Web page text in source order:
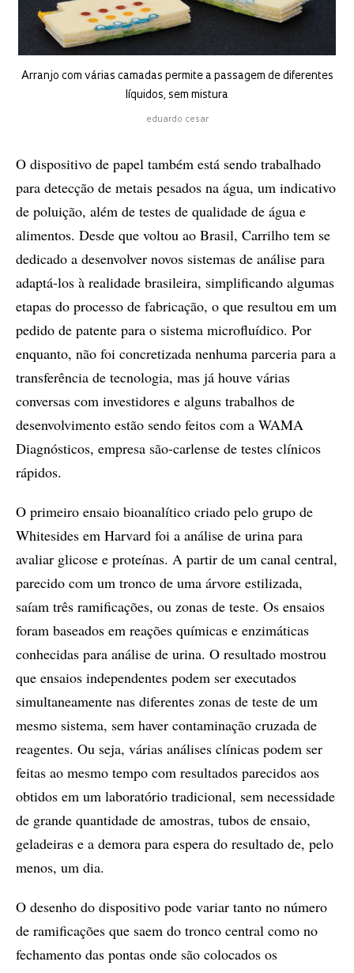
Arranjo com várias camadas permite a passagem de diferentes
líquidos, sem mistura
eduardo cesar
O dispositivo de papel também está sendo trabalhado
para detecção de metais pesados na água, um indicativo
de poluição, além de testes de qualidade de água e
alimentos. Desde que voltou ao Brasil, Carrilho tem se
dedicado a desenvolver novos sistemas de análise para
adaptá-los à realidade brasileira, simplificando algumas
etapas do processo de fabricação, o que resultou em um
pedido de patente para o sistema microfluídico. Por
enquanto, não foi concretizada nenhuma parceria para a
transferência de tecnologia, mas já houve várias
conversas com investidores e alguns trabalhos de
desenvolvimento estão sendo feitos com a WAMA
Diagnósticos, empresa são-carlense de testes clínicos
rápidos.
O primeiro ensaio bioanalítico criado pelo grupo de
Whitesides em Harvard foi a análise de urina para
avaliar glicose e proteínas. A partir de um canal central,
parecido com um tronco de uma árvore estilizada,
saíam três ramificações, ou zonas de teste. Os ensaios
foram baseados em reações químicas e enzimáticas
conhecidas para análise de urina. O resultado mostrou
que ensaios independentes podem ser executados
simultaneamente nas diferentes zonas de teste de um
mesmo sistema, sem haver contaminação cruzada de
reagentes. Ou seja, várias análises clínicas podem ser
feitas ao mesmo tempo com resultados parecidos aos
obtidos em um laboratório tradicional, sem necessidade
de grande quantidade de amostras, tubos de ensaio,
geladeiras e a demora para espera do resultado de, pelo
menos, um dia.
O desenho do dispositivo pode variar tanto no número
de ramificações que saem do tronco central como no
fechamento das pontas onde são colocados os